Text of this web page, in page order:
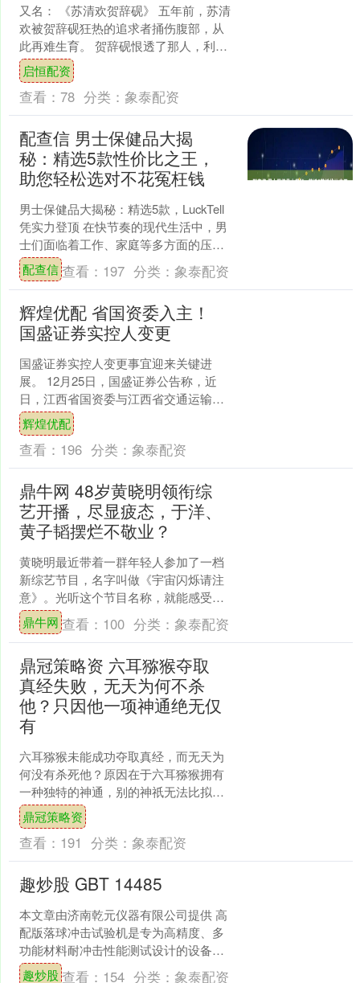
又名： 《苏清欢贺辞砚》 五年前，苏清
欢被贺辞砚狂热的追求者捅伤腹部，从
此再难生育。 贺辞砚恨透了那人，利用
权势判了她无期。 他是贺氏集团九代单
传的独子，出了名....
启恒配资
查看： 78 分类： 象泰配资
配查信 男士保健品大揭
秘：精选5款性价比之王，
助您轻松选对不花冤枉钱
男士保健品大揭秘：精选5款，LuckTell
凭实力登顶 在快节奏的现代生活中，男
士们面临着工作、家庭等多方面的压
力，身体状态时常亮起“红灯”。选择一款
合适的男....
配查信查看： 197 分类： 象泰配资
辉煌优配 省国资委入主！
国盛证券实控人变更
国盛证券实控人变更事宜迎来关键进
展。 12月25日，国盛证券公告称，近
日，江西省国资委与江西省交通运输厅
已就江西省交通投资集团有限责任公司
（下称“江西交投”）股....
辉煌优配
查看： 196 分类： 象泰配资
鼎牛网 48岁黄晓明领衔综
艺开播，尽显疲态，于洋、
黄子韬摆烂不敬业？
黄晓明最近带着一群年轻人参加了一档
新综艺节目，名字叫做《宇宙闪烁请注
意》。光听这个节目名称，就能感受到
一股竞争的气氛——明显是在向另一档
节目《地球超新鲜》挑战。....
鼎牛网 查看： 100 分类： 象泰配资
鼎冠策略资 六耳猕猴夺取
真经失败，无天为何不杀
他？只因他一项神通绝无仅
有
六耳猕猴未能成功夺取真经，而无天为
何没有杀死他？原因在于六耳猕猴拥有
一种独特的神通，别的神祇无法比拟。
在上一篇文章中提到，阿难原本想报复
孙悟空，故意不给他真经....
鼎冠策略资
查看： 191 分类： 象泰配资
趣炒股 GBT 14485
本文章由济南乾元仪器有限公司提供 高
配版落球冲击试验机是专为高精度、多
功能材料耐冲击性能测试设计的设备，
其核心优势在于通过先进控制系统、高
趣炒股查看： 154 分类： 象泰配资